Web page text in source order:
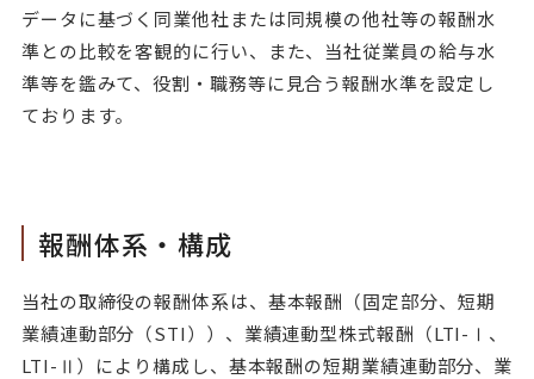
データに基づく同業他社または同規模の他社等の報酬水
準との比較を客観的に行い、また、当社従業員の給与水
準等を鑑みて、役割・職務等に見合う報酬水準を設定し
ております。
報酬体系・構成
当社の取締役の報酬体系は、基本報酬（固定部分、短期
業績連動部分（STI））、業績連動型株式報酬（LTI-Ⅰ、
LTI-Ⅱ）により構成し、基本報酬の短期業績連動部分、業